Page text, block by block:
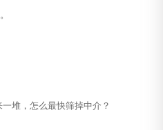
堆，怎么最快筛掉中介？